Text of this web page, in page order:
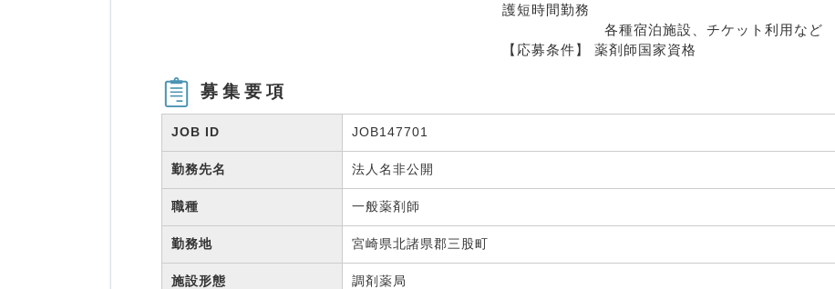
護短時間勤務
各種宿泊施設、チケット利用など
【応募条件】 薬剤師国家資格
募集要項
JOB ID JOB147701
勤務先名 法人名非公開
職種 一般薬剤師
勤務地 宮崎県北諸県郡三股町
施設形態 調剤薬局